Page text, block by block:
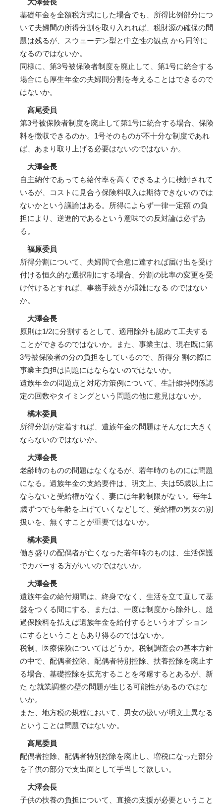
大澤会長
基礎年金を全額税方式にした場合でも、所得比例部分につ
いて夫婦間の所得分割を取り入れれば、税財源の確保の問
題は残るが、スウェーデン型と中立性の観点 から同等に
なるのではないか。
同様に、第3号被保険者制度を廃止して、第1号に統合する
場合にも厚生年金の夫婦間分割を考えることはできるので
はないか。
高尾委員
第3号被保険者制度を廃止して第1号に統合する場合、保険
料を徴収できるのか。1号そのものが不十分な制度であれ
ば、あまり取り上げる必要はないのではない か。
大澤会長
自主納付であっても給付率を高くできるように検討されて
いるが、コストに見合う保険料収入は期待できないのでは
ないかという議論はある。所得によらず一律一定額 の負
担により、逆進的であるという意味での反対論は必ずあ
る。
福原委員
所得分割について、夫婦間で合意に達すれば届け出を受け
付ける恒久的な選択制にする場合、分割の比率の変更を受
け付けるとすれば、事務手続きが煩雑になる のではない
か。
大澤会長
原則は1/2に分割するとして、適用除外も認めて工夫する
ことができるのではないか。また、事業主は、現在既に第
3号被保険者の分の負担をしているので、所得分 割の際に
事業主負担は問題にはならないのではないか。
遺族年金の問題点と対応方策例について、生計維持関係認
定の回数やタイミングという問題の他に意見はないか。
橘木委員
所得分割が定着すれば、遺族年金の問題はそんなに大きく
ならないのではないか。
大澤会長
老齢時のものの問題はなくなるが、若年時のものには問題
になる。遺族年金の支給要件は、明文上、夫は55歳以上に
ならないと受給権がなく、妻には年齢制限がな い。毎年1
歳ずつでも年齢を上げていくなどして、受給権の男女の別
扱いを、無くすことが重要ではないか。
橘木委員
働き盛りの配偶者が亡くなった若年時のものは、生活保護
でカバーする方がいいのではないか。
大澤会長
遺族年金の給付期間は、終身でなく、生活を立て直して基
盤をつくる間にする、または、一度は制度から除外し、超
過保険料を払えば遺族年金を給付するというオプ ション
にするということもあり得るのではないか。
税制、医療保険についてはどうか。税制調査会の基本方針
の中で、配偶者控除、配偶者特別控除、扶養控除を廃止す
る場合、基礎控除を拡充することを考慮するとあるが、新
た な就業調整の壁の問題が生じる可能性があるのではな
いか。
また、地方税の規程において、男女の扱いが明文上異なる
ということは問題ではないか。
高尾委員
配偶者控除、配偶者特別控除を廃止し、増税になった部分
を子供の部分で支出面として手当して欲しい。
大澤会長
子供の扶養の負担について、直接の支援が必要ということ